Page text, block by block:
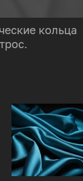
кольца